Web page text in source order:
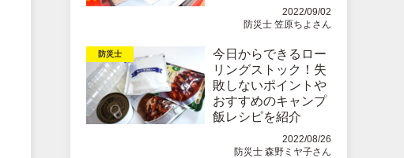
2022/09/02
防災士 笠原ちよさん
防災士
今日からできるロー
リングストック！失
敗しないポイントや
おすすめのキャンプ
飯レシピを紹介
2022/08/26
防災士 森野ミヤ子さん